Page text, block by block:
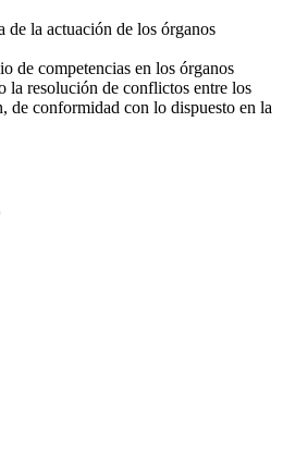
la actuación de los órganos
de competencias en los órganos
la resolución de conflictos entre los
de conformidad con lo dispuesto en la